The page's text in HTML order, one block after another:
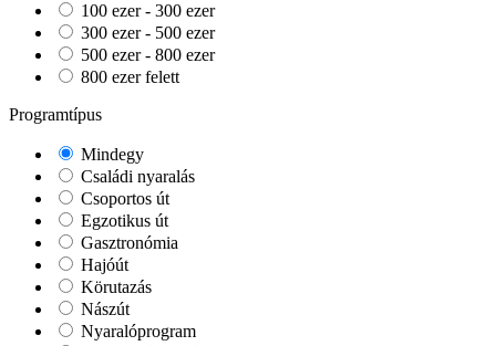
100 ezer - 300 ezer
300 ezer - 500 ezer
500 ezer - 800 ezer
800 ezer felett
Programtípus
Mindegy
Családi nyaralás
Csoportos út
Egzotikus út
Gasztronómia
Hajóút
Körutazás
Nászút
Nyaralóprogram